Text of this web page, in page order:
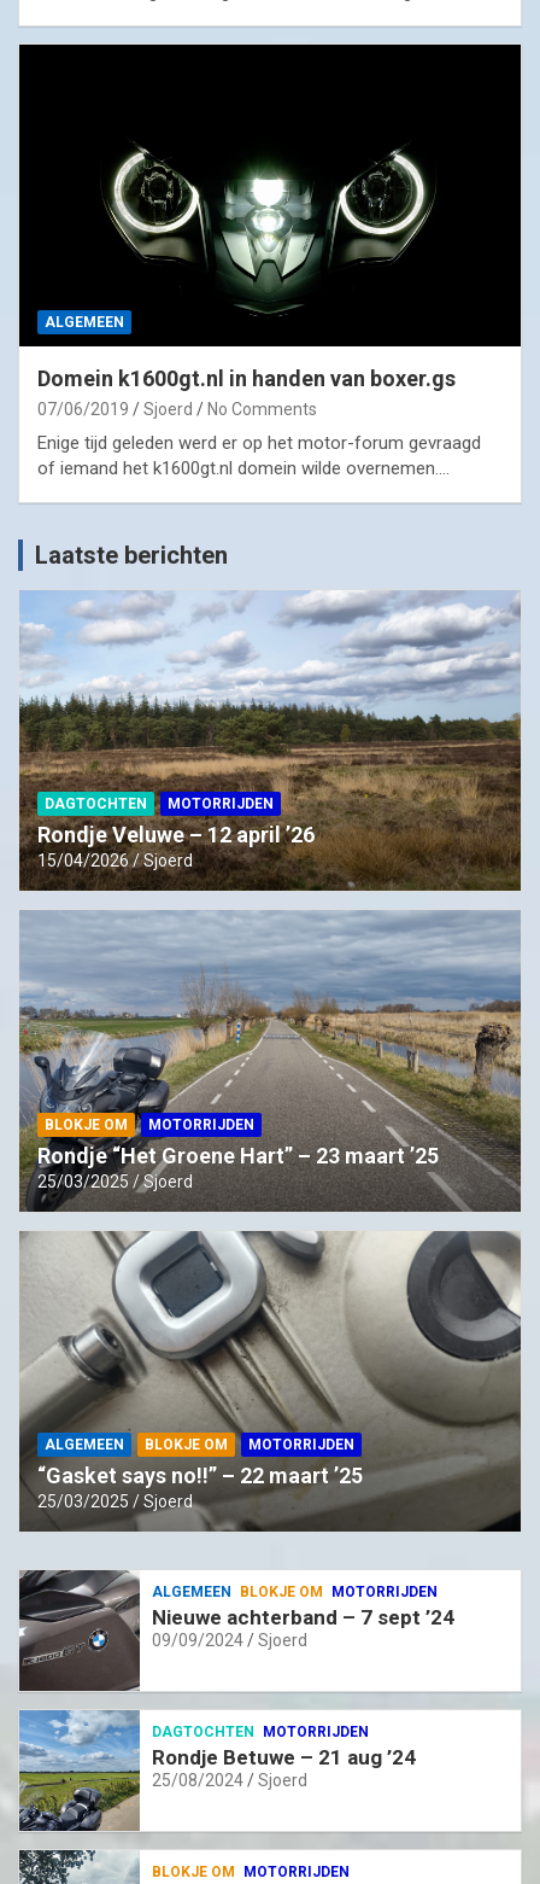
ALGEMEEN
Domein k1600gt.nl in handen van boxer.gs
07/06/2019 Sjoerd No Comments
Enige tijd geleden werd er op het motor-forum gevraagd
of iemand het k1600gt.nl domein wilde overnemen.…
Laatste berichten
DAGTOCHTEN MOTORRIJDEN
Rondje Veluwe – 12 april ’26
15/04/2026 Sjoerd
BLOKJE OM MOTORRIJDEN
Rondje “Het Groene Hart” – 23 maart ’25
25/03/2025 Sjoerd
ALGEMEEN BLOKJE OM MOTORRIJDEN
“Gasket says no!!” – 22 maart ’25
25/03/2025 Sjoerd
ALGEMEEN BLOKJE OM MOTORRIJDEN
Nieuwe achterband – 7 sept ’24
09/09/2024 Sjoerd
DAGTOCHTEN MOTORRIJDEN
Rondje Betuwe – 21 aug ’24
25/08/2024 Sjoerd
BLOKJE OM MOTORRIJDEN